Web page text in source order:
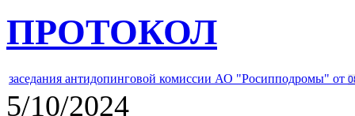
ПРОТОКОЛ
заседания антидопинговой комиссии АО "Росипподромы" от
5/10/2024